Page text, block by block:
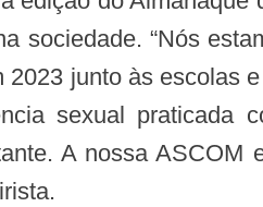
sociedade. “Nós
junto às escolas
sexual praticada
A nossa ASCOM